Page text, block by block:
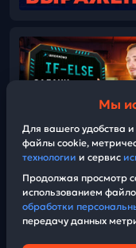
Мы
Для вашего удобства
файлы cookie,
технологии и сервис
Продолжая просмотр
использованием
обработки
передачу данных